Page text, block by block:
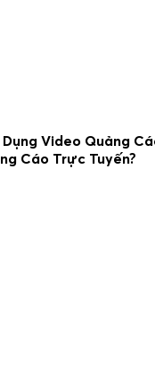
Video Quảng
Cáo Trực Tuyến?